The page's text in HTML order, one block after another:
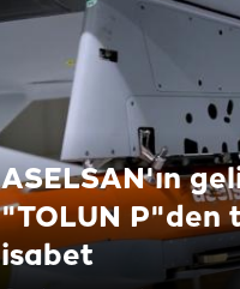
ASELSAN'ın
"TOLUN P"den
isabet